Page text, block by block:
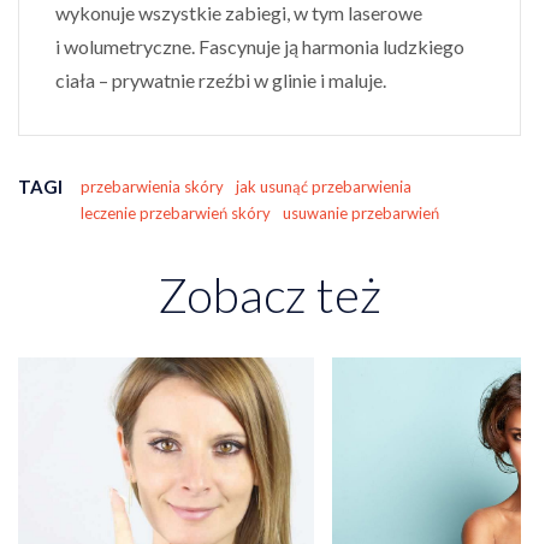
wykonuje wszystkie zabiegi, w tym laserowe
i wolumetryczne. Fascynuje ją harmonia ludzkiego
ciała – prywatnie rzeźbi w glinie i maluje.
TAGI przebarwienia skóry
jak usunąć przebarwienia
leczenie przebarwień skóry
usuwanie przebarwień
Zobacz też